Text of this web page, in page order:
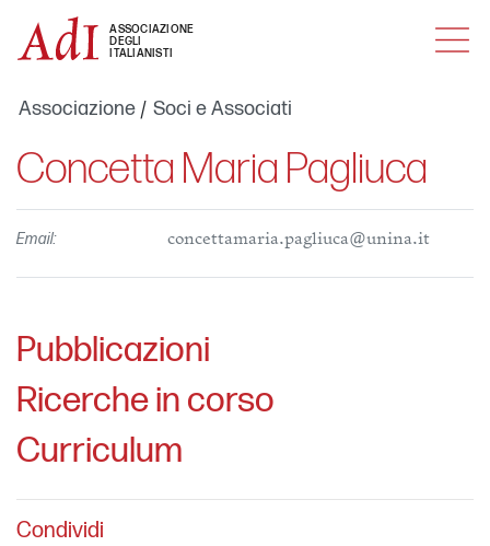
ASSOCIAZIONE
DEGLI
ITALIANISTI
MENU
Associazione Soci e Associati
Concetta Maria Pagliuca
Email: concettamaria.pagliuca@unina.it
Pubblicazioni
Ricerche in corso
Curriculum
Condividi